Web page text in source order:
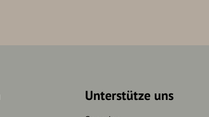
Unterstütze uns